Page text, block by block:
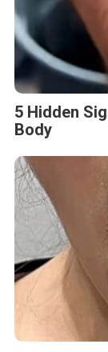
5 Hidden
Body